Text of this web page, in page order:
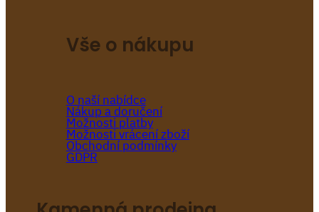
Vše o nákupu
O naší nabídce
Nákup a doručení
Možnosti platby
Možnosti vrácení zboží
Obchodní podmínky
GDPR